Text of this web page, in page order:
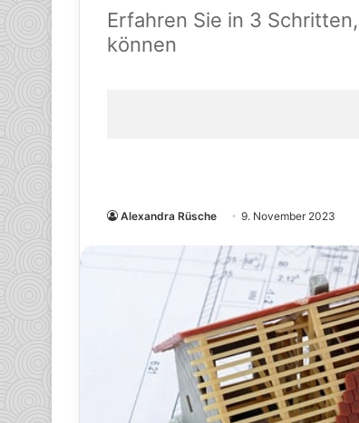
Erfahren Sie in 3
können
Alexandra Rüsche 9. November 2023